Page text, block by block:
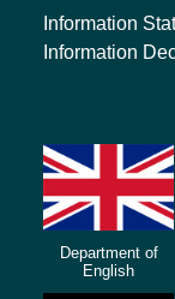
Information
Information
Department of
English